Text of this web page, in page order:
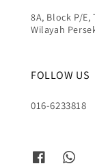
8A, Block P/E,
Wilayah
FOLLOW US
016-6233818